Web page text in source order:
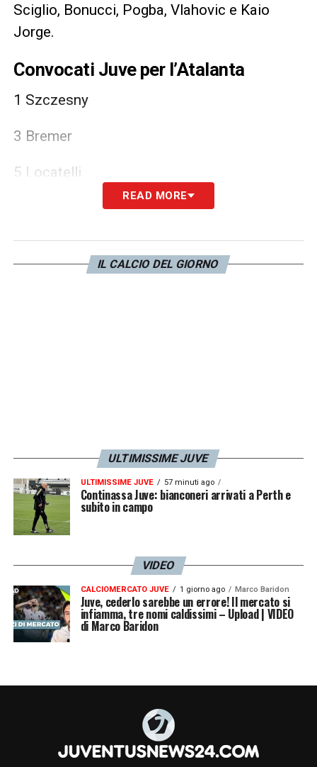
Sciglio, Bonucci, Pogba, Vlahovic e Kaio
Jorge.
Convocati Juve per l’Atalanta
1 Szczesny
3 Bremer
5 Locatelli
7 Chiesa
17 Kostić
18 Kean
20 Miretti
22 Di Maria
23 Pinsoglio
24 Rugani
32 Paredes
READ MORE
IL CALCIO DEL GIORNO
ULTIMISSIME JUVE
ULTIMISSIME JUVE 57 minuti ago
Continassa Juve: bianconeri arrivati a Perth e
subito in campo
VIDEO
CALCIOMERCATO JUVE 1 giorno ago Marco Baridon
Juve, cederlo sarebbe un errore! Il mercato si
infiamma, tre nomi caldissimi – Upload | VIDEO
di Marco Baridon